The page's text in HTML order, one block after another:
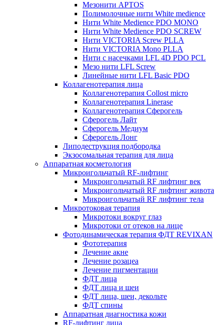
Мезонити APTOS
Полимолочные нити White medience
Нити White Medience PDO MONO
Нити White Medience PDO SCREW
Нити VICTORIA Screw PLLA
Нити VICTORIA Mono PLLA
Нити с насечками LFL 4D PDO PCL
Мезо нити LFL Screw
Линейные нити LFL Basic PDO
Коллагенотерапия лица
Коллагенотерапия Collost micro
Коллагенотерапия Linerase
Коллагенотерапия Сферогель
Сферогель Лайт
Сферогель Медиум
Сферогель Лонг
Липодеструкция подбородка
Экзосомальная терапия для лица
Аппаратная косметология
Микроигольчатый RF-лифтинг
Микроигольчатый RF лифтинг век
Микроигольчатый RF лифтинг живота
Микроигольчатый RF лифтинг тела
Микротоковая терапия
Микротоки вокруг глаз
Микротоки от отеков на лице
Фотодинамическая терапия ФДТ REVIXAN
Фототерапия
Лечение акне
Лечение розацеа
Лечение пигментации
ФДТ лица
ФДТ лица и шеи
ФДТ лица, шеи, декольте
ФДТ спины
Аппаратная диагностика кожи
RF-лифтинг лица